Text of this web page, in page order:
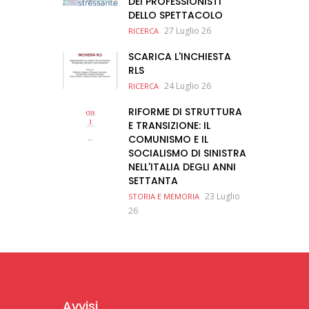
DELLO SPETTACOLO
RICERCA 27 Luglio 26
SCARICA L'INCHIESTA
RLS
RICERCA 24 Luglio 26
RIFORME DI STRUTTURA
E TRANSIZIONE: IL
COMUNISMO E IL
SOCIALISMO DI SINISTRA
NELL'ITALIA DEGLI ANNI
SETTANTA
STORIA E MEMORIA 23 Luglio
26